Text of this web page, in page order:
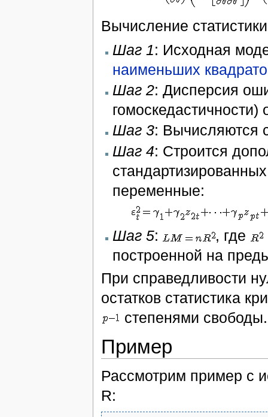
Вычисление
Шаг 1: Исходная
наименьших
Шаг 2: Дисперсия
гомоскедастичности)
Шаг 3: Вычисляются
Шаг 4: Строится
переменные:
Шаг 5: , где
построенной на
При справедливости
остатков статистика
степенями свободы.
Пример
Рассмотрим пример с
R: